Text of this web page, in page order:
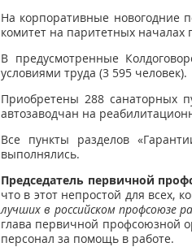
На корпоративные новогодние
комитет на паритетных началах
В предусмотренные
условиями труда (3 595 человек).
Приобретены 288 санаторных
автозаводчан на
Все пункты разделов
выполнялись.
Председатель первичной
что в этот непростой для всех,
лучших в российском профсоюзе
глава первичной профсоюзной
персонал за помощь в работе.